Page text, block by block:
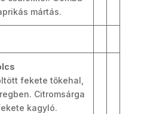
mártás.
fekete tőkehal,
Citromsárga
kagyló.